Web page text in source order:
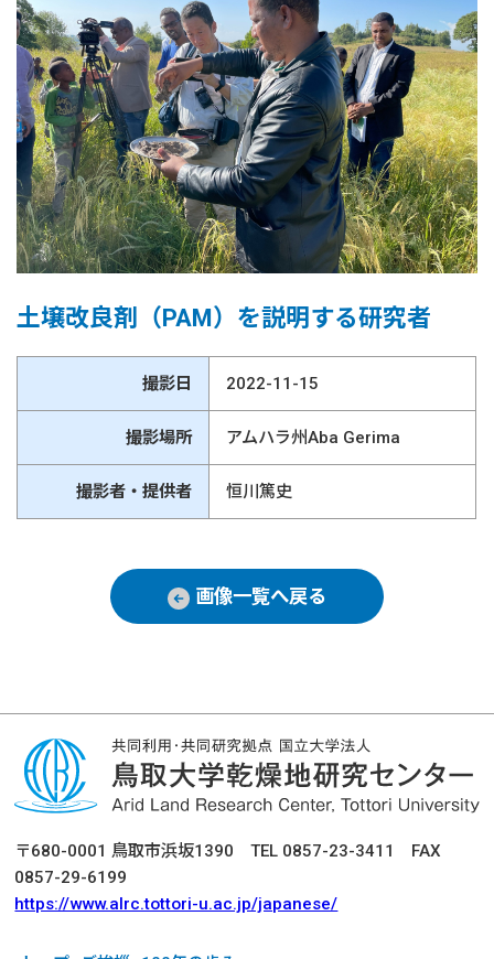
土壌改良剤（PAM）を説明する研究者
撮影日 2022-11-15
撮影場所 アムハラ州Aba Gerima
撮影者・提供者 恒川篤史
画像一覧へ戻る
〒680-0001 鳥取市浜坂1390 TEL 0857-23-3411 FAX
0857-29-6199
https://www.alrc.tottori-u.ac.jp/japanese/